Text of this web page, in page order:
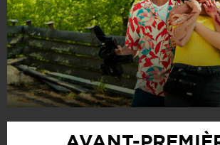
CAFÉ DU CINÉ
PRATIQUE
ÉDUCATION AUX